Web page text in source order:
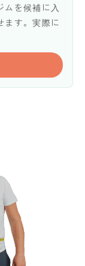
を候補に入
ます。実際に